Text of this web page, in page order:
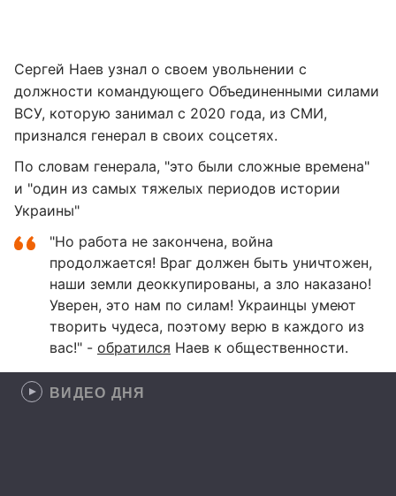
Сергей Наев узнал о своем увольнении с
должности командующего Объединенными силами
ВСУ, которую занимал с 2020 года, из СМИ,
признался генерал в своих соцсетях.
По словам генерала, "это были сложные времена"
и "один из самых тяжелых периодов истории
Украины"
"Но работа не закончена, война
продолжается! Враг должен быть уничтожен,
наши земли деоккупированы, а зло наказано!
Уверен, это нам по силам! Украинцы умеют
творить чудеса, поэтому верю в каждого из
вас!" - обратился Наев к общественности.
ВИДЕО ДНЯ